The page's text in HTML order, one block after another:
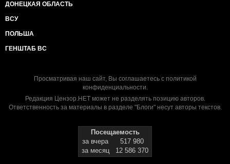
ДОНЕЦКАЯ ОБЛАСТЬ
ВСУ
ПОЛЬША
ГЕНШТАБ ВС
Просматривая наш сайт, Вы соглашаетесь с политикой
конфиденциальности.
Редакция Цензор.НЕТ может не разделять позицию авторов.
Ответственность за материалы в разделе "Блоги" несут авторы текстов.
Посещаемость
за вчера
517 980
за месяц
12 586 370